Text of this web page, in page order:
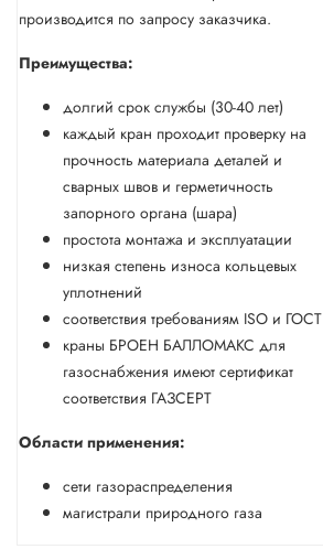
производится по запросу заказчика.
Преимущества:
долгий срок службы (30-40 лет)
каждый кран проходит проверку на
прочность материала деталей и
сварных швов и герметичность
запорного органа (шара)
простота монтажа и эксплуатации
низкая степень износа кольцевых
уплотнений
соответствия требованиям ISO и ГОСТ
краны БРОЕН БАЛЛОМАКС для
газоснабжения имеют сертификат
соответствия ГАЗСЕРТ
Области применения:
сети газораспределения
магистрали природного газа